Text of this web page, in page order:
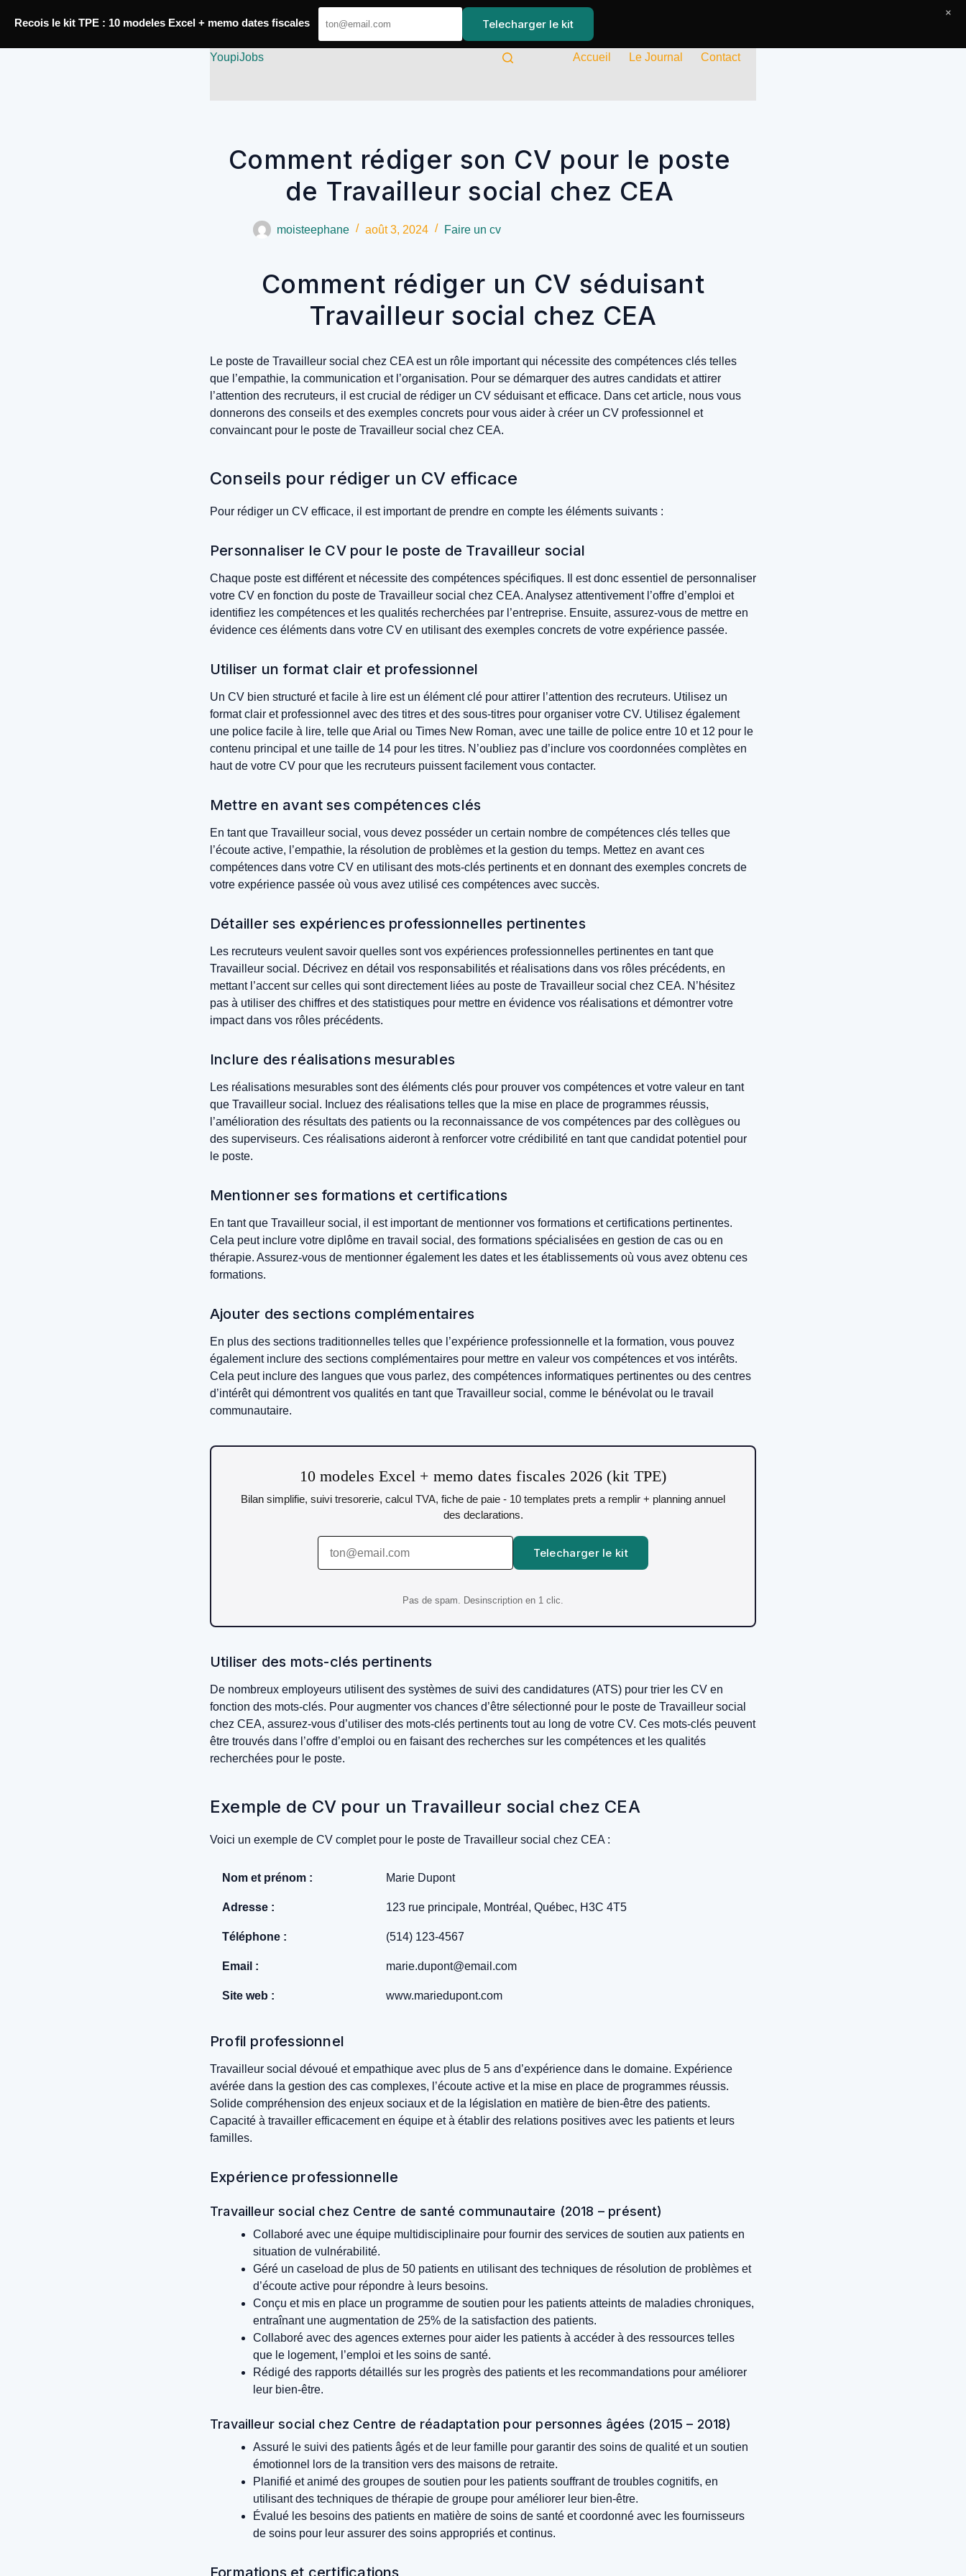
Passer
contenu
YoupiJobs
Accueil Le Journal Contact
Comment rédiger son CV pour le poste
de Travailleur social chez CEA
moisteephane août 3, 2024 Faire un cv
Comment rédiger un CV séduisant
Travailleur social chez CEA
Le poste de Travailleur social chez CEA est un rôle important qui nécessite des compétences clés telles
que l’empathie, la communication et l’organisation. Pour se démarquer des autres candidats et attirer
l’attention des recruteurs, il est crucial de rédiger un CV séduisant et efficace. Dans cet article, nous vous
donnerons des conseils et des exemples concrets pour vous aider à créer un CV professionnel et
convaincant pour le poste de Travailleur social chez CEA.
Conseils pour rédiger un CV efficace
Pour rédiger un CV efficace, il est important de prendre en compte les éléments suivants :
Personnaliser le CV pour le poste de Travailleur social
Chaque poste est différent et nécessite des compétences spécifiques. Il est donc essentiel de personnaliser
votre CV en fonction du poste de Travailleur social chez CEA. Analysez attentivement l’offre d’emploi et
identifiez les compétences et les qualités recherchées par l’entreprise. Ensuite, assurez-vous de mettre en
évidence ces éléments dans votre CV en utilisant des exemples concrets de votre expérience passée.
Utiliser un format clair et professionnel
Un CV bien structuré et facile à lire est un élément clé pour attirer l’attention des recruteurs. Utilisez un
format clair et professionnel avec des titres et des sous-titres pour organiser votre CV. Utilisez également
une police facile à lire, telle que Arial ou Times New Roman, avec une taille de police entre 10 et 12 pour le
contenu principal et une taille de 14 pour les titres. N’oubliez pas d’inclure vos coordonnées complètes en
haut de votre CV pour que les recruteurs puissent facilement vous contacter.
Mettre en avant ses compétences clés
En tant que Travailleur social, vous devez posséder un certain nombre de compétences clés telles que
l’écoute active, l’empathie, la résolution de problèmes et la gestion du temps. Mettez en avant ces
compétences dans votre CV en utilisant des mots-clés pertinents et en donnant des exemples concrets de
votre expérience passée où vous avez utilisé ces compétences avec succès.
Détailler ses expériences professionnelles pertinentes
Les recruteurs veulent savoir quelles sont vos expériences professionnelles pertinentes en tant que
Travailleur social. Décrivez en détail vos responsabilités et réalisations dans vos rôles précédents, en
mettant l’accent sur celles qui sont directement liées au poste de Travailleur social chez CEA. N’hésitez
pas à utiliser des chiffres et des statistiques pour mettre en évidence vos réalisations et démontrer votre
impact dans vos rôles précédents.
Inclure des réalisations mesurables
Les réalisations mesurables sont des éléments clés pour prouver vos compétences et votre valeur en tant
que Travailleur social. Incluez des réalisations telles que la mise en place de programmes réussis,
l’amélioration des résultats des patients ou la reconnaissance de vos compétences par des collègues ou
des superviseurs. Ces réalisations aideront à renforcer votre crédibilité en tant que candidat potentiel pour
le poste.
Mentionner ses formations et certifications
En tant que Travailleur social, il est important de mentionner vos formations et certifications pertinentes.
Cela peut inclure votre diplôme en travail social, des formations spécialisées en gestion de cas ou en
thérapie. Assurez-vous de mentionner également les dates et les établissements où vous avez obtenu ces
formations.
Ajouter des sections complémentaires
En plus des sections traditionnelles telles que l’expérience professionnelle et la formation, vous pouvez
également inclure des sections complémentaires pour mettre en valeur vos compétences et vos intérêts.
Cela peut inclure des langues que vous parlez, des compétences informatiques pertinentes ou des centres
d’intérêt qui démontrent vos qualités en tant que Travailleur social, comme le bénévolat ou le travail
communautaire.
10 modeles Excel + memo dates fiscales 2026 (kit TPE)
Bilan simplifie, suivi tresorerie, calcul TVA, fiche de paie - 10 templates prets a remplir + planning annuel
des declarations.
Telecharger le kit
Pas de spam. Desinscription en 1 clic.
Utiliser des mots-clés pertinents
De nombreux employeurs utilisent des systèmes de suivi des candidatures (ATS) pour trier les CV en
fonction des mots-clés. Pour augmenter vos chances d’être sélectionné pour le poste de Travailleur social
chez CEA, assurez-vous d’utiliser des mots-clés pertinents tout au long de votre CV. Ces mots-clés peuvent
être trouvés dans l’offre d’emploi ou en faisant des recherches sur les compétences et les qualités
recherchées pour le poste.
Exemple de CV pour un Travailleur social chez CEA
Voici un exemple de CV complet pour le poste de Travailleur social chez CEA :
Nom et prénom : Marie Dupont
Adresse : 123 rue principale, Montréal, Québec, H3C 4T5
Téléphone : (514) 123-4567
Email : marie.dupont@email.com
Site web : www.mariedupont.com
Profil professionnel
Travailleur social dévoué et empathique avec plus de 5 ans d’expérience dans le domaine. Expérience
avérée dans la gestion des cas complexes, l’écoute active et la mise en place de programmes réussis.
Solide compréhension des enjeux sociaux et de la législation en matière de bien-être des patients.
Capacité à travailler efficacement en équipe et à établir des relations positives avec les patients et leurs
familles.
Expérience professionnelle
Travailleur social chez Centre de santé communautaire (2018 – présent)
Collaboré avec une équipe multidisciplinaire pour fournir des services de soutien aux patients en
situation de vulnérabilité.
Géré un caseload de plus de 50 patients en utilisant des techniques de résolution de problèmes et
d’écoute active pour répondre à leurs besoins.
Conçu et mis en place un programme de soutien pour les patients atteints de maladies chroniques,
entraînant une augmentation de 25% de la satisfaction des patients.
Collaboré avec des agences externes pour aider les patients à accéder à des ressources telles
que le logement, l’emploi et les soins de santé.
Rédigé des rapports détaillés sur les progrès des patients et les recommandations pour améliorer
leur bien-être.
Travailleur social chez Centre de réadaptation pour personnes âgées (2015 – 2018)
Assuré le suivi des patients âgés et de leur famille pour garantir des soins de qualité et un soutien
émotionnel lors de la transition vers des maisons de retraite.
Planifié et animé des groupes de soutien pour les patients souffrant de troubles cognitifs, en
utilisant des techniques de thérapie de groupe pour améliorer leur bien-être.
Évalué les besoins des patients en matière de soins de santé et coordonné avec les fournisseurs
de soins pour leur assurer des soins appropriés et continus.
Formations et certifications
Recois le kit TPE : 10 modeles Excel + memo dates fiscales Telecharger le kit
×